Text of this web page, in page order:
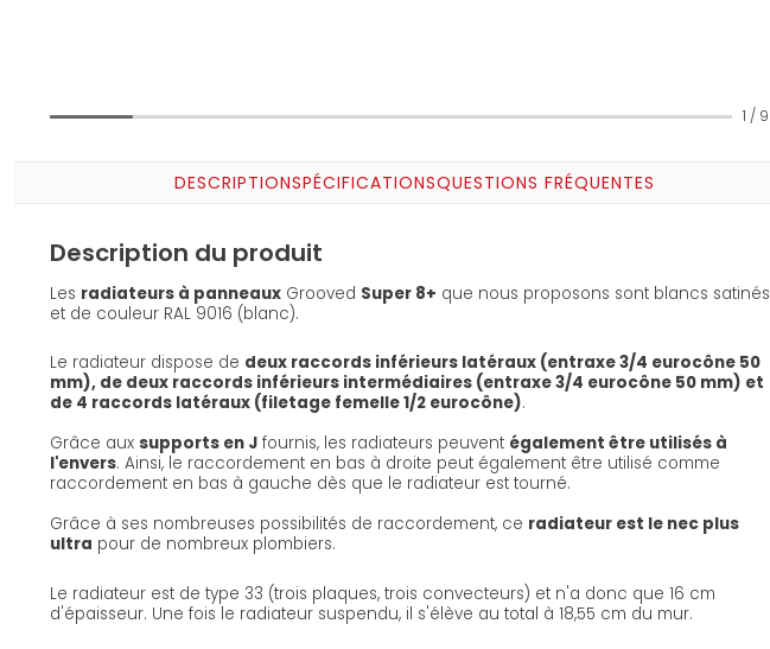
1 / 9
DESCRIPTIONSPÉCIFICATIONSQUESTIONS FRÉQUENTES
Description du produit
Les radiateurs à panneaux Grooved Super 8+ que nous proposons sont blancs satinés
et de couleur RAL 9016 (blanc).
Le radiateur dispose de deux raccords inférieurs latéraux (entraxe 3/4 eurocône 50
mm), de deux raccords inférieurs intermédiaires (entraxe 3/4 eurocône 50 mm) et
de 4 raccords latéraux (filetage femelle 1/2 eurocône).
Grâce aux supports en J fournis, les radiateurs peuvent également être utilisés à
l'envers. Ainsi, le raccordement en bas à droite peut également être utilisé comme
raccordement en bas à gauche dès que le radiateur est tourné.
Grâce à ses nombreuses possibilités de raccordement, ce radiateur est le nec plus
ultra pour de nombreux plombiers.
Le radiateur est de type 33 (trois plaques, trois convecteurs) et n'a donc que 16 cm
d'épaisseur. Une fois le radiateur suspendu, il s'élève au total à 18,55 cm du mur.